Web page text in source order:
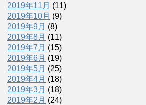
2019年11月 (11)
2019年10月 (9)
2019年9月 (8)
2019年8月 (11)
2019年7月 (15)
2019年6月 (19)
2019年5月 (25)
2019年4月 (18)
2019年3月 (18)
2019年2月 (24)